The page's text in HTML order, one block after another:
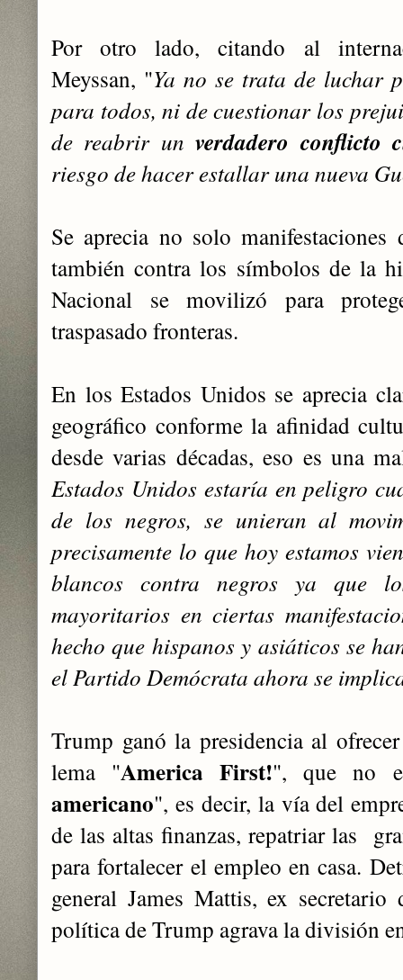
Por otro lado, citando al
Meyssan, "Ya no se trata de luchar
para todos, ni de ‎cuestionar los
de reabrir unverdadero conflicto
riesgo de hacer estallar una nueva
Se aprecia no solo
también contra los ‎símbolos de la
Nacional se movilizó para
traspasado fronteras.
En los Estados Unidos se aprecia
geográfico conforme la afinidad
desde varias décadas, eso es una
Estados Unidos estaría en peligro
de los negros, ‎se unieran al
precisamente lo que hoy estamos
blancos contra negros ‎ya que
mayoritarios en ciertas
hecho que hispanos y asiáticos se
el Partido Demócrata ahora ‎se
Trump ganó la presidencia al
lema "America First!", que no
americano", es decir, la vía del
de las altas finanzas, repatriar las
para fortalecer el empleo en casa.
general James Mattis, ex
política de ‎Trump agrava la división